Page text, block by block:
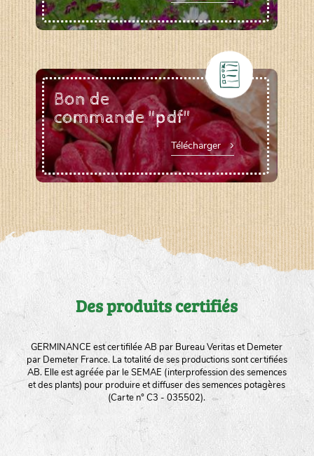
Bon de
commande "pdf"
Télécharger
Des produits certifiés
GERMINANCE est certifilée AB par Bureau Veritas et Demeter
par Demeter France. La totalité de ses productions sont certifiées
AB. Elle est agréée par le SEMAE (interprofession des semences
et des plants) pour produire et diffuser des semences potagères
(Carte n° C3 - 035502).